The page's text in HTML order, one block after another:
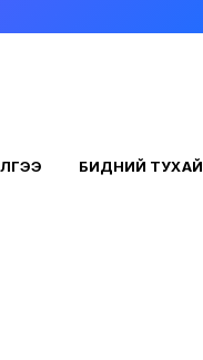
БИДНИЙ ТУХАЙ